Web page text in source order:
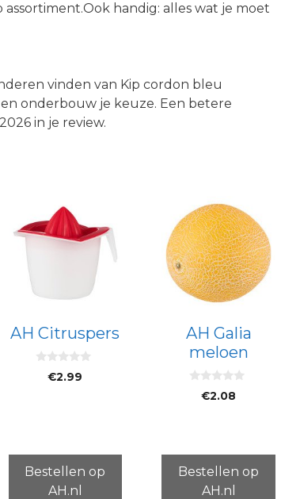
handig: alles wat je moet
vinden van Kip cordon bleu
onderbouw je keuze. Een betere
in je review.
AH Citruspers
€2.99
Bestellen op
AH.nl
AH Galia
meloen
€2.08
Bestellen op
AH.nl